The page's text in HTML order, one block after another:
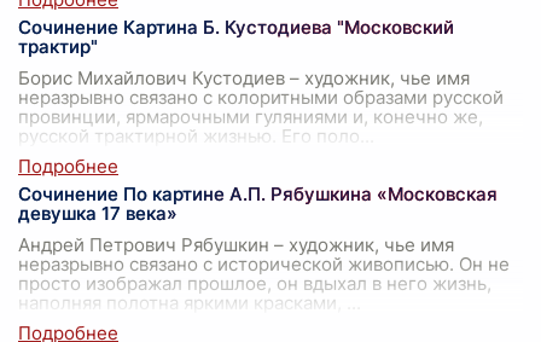
Сочинение Картина Б. Кустодиева "Московский
трактир"
Борис Михайлович Кустодиев – художник, чье имя
неразрывно связано с колоритными образами русской
провинции, ярмарочными гуляниями и, конечно же,
русской трактирной жизнью. Его поло
Сочинение По картине А.П. Рябушкина «Московская
девушка 17 века»
Андрей Петрович Рябушкин – художник, чье имя
неразрывно связано с исторической живописью. Он не
просто изображал прошлое, он вдыхал в него жизнь,
наполняя полотна яркими красками,